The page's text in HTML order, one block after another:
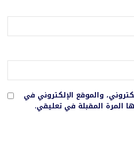
والموقع الإلكتروني في
المرة المقبلة في تعليقي.